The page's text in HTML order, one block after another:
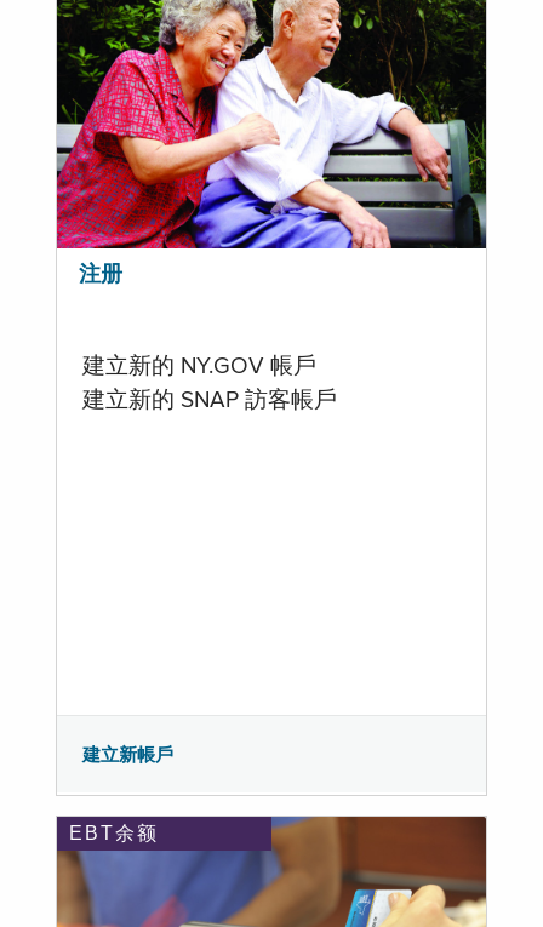
注册
建立新的 NY.GOV 帳戶
建立新的 SNAP 訪客帳戶
建立新帳戶
EBT余额